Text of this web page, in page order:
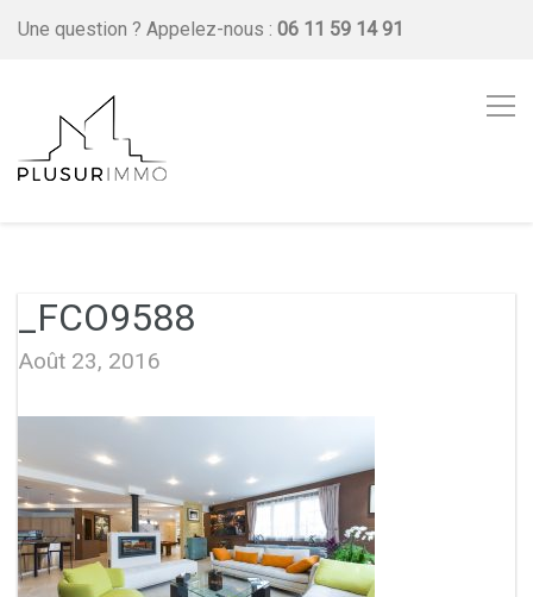
Une question ? Appelez-nous : 06 11 59 14 91
_FCO9588
Août 23, 2016